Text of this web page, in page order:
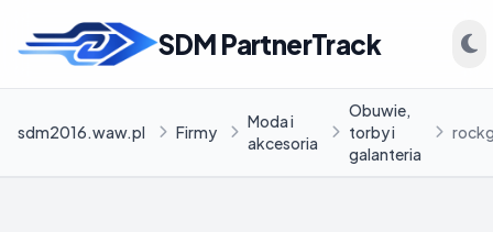
SDM PartnerTrack
sdm2016.waw.pl Firmy
Moda i
akcesoria
Obuwie,
torby i
galanteria